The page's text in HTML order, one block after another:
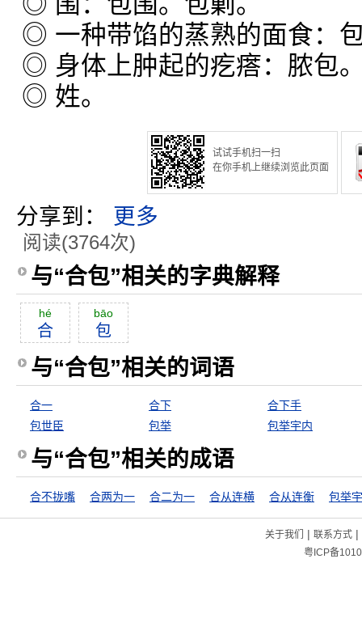
◎ 一种带馅的蒸熟的面食：
◎ 身体上肿起的疙瘩：脓包
◎ 姓。
试试手机扫一扫
在你手机上继续浏览此页面
分享到： 更多
阅读(3764次)
与“合包”相关的字典解释
hé
合
bāo
包
与“合包”相关的词语
合一 合下
合下手
包世臣
包举 包举宇内
与“合包”相关的成语
合不拢嘴 合两为一 合二为一 合从连横 合从连衡 包举
关于我们 | 联系方式|
粤ICP备